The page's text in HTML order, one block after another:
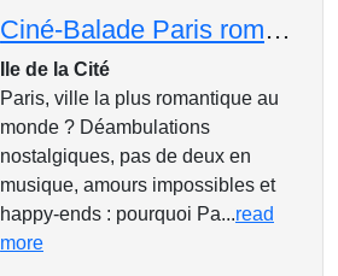
Ciné-Balade Paris romantique et comédies musicales
Ile de la Cité
Paris, ville la plus romantique au
monde ? Déambulations
nostalgiques, pas de deux en
musique, amours impossibles et
happy-ends : pourquoi Pa...read
more